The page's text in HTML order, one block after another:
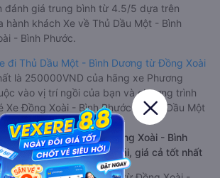
đánh giá trung bình từ 4.5/5 dựa trên
hành khách Xe về Thủ Dầu Một - Bình
- Bình Phước.
đi Thủ Dầu Một - Bình Dương từ Đồng Xoài
là 250000VND của hãng xe Phương
vào vị trí ngồi của bạn và chương trình
Xe Đồng Xoài - Bình Phước đi Thủ Dầu Một
này có thể sẽ rẻ hơn
Một - Bình Dương từ Đồng Xoài - Bình
chất lượng cao: Thoải mái, giá cả tốt nhất